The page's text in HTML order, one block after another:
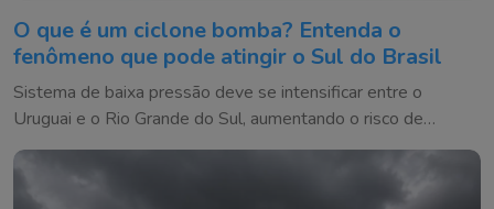
O que é um ciclone bomba? Entenda o
fenômeno que pode atingir o Sul do Brasil
Sistema de baixa pressão deve se intensificar entre o
Uruguai e o Rio Grande do Sul, aumentando o risco de
temporais e ventos fortes